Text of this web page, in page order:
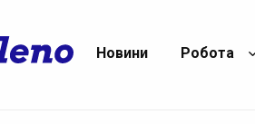
Новини Робота